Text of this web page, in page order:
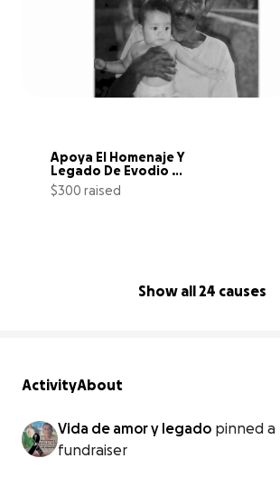
Apoya El Homenaje Y
Legado De Evodio
Pacheco
$300 raised
Show all 24 causes
ActivityAbout
Vida de amor y legado pinned a
fundraiser